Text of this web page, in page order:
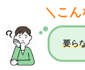
＼こ
要ら